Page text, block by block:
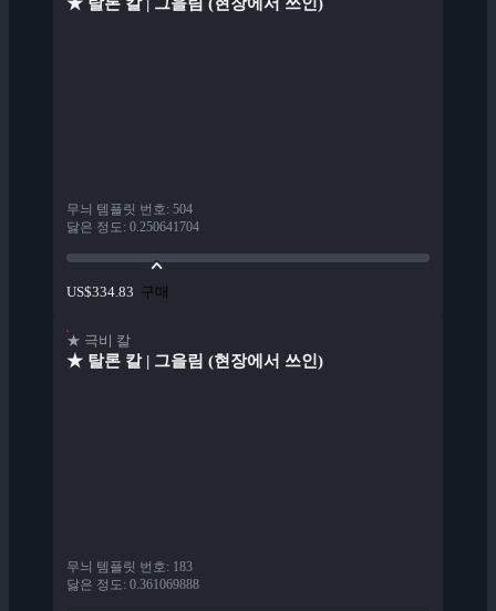
무늬 템플릿 번호: 504
닳은 정도: 0.250641704
US$334.83 구매
★ 극비 칼
★ 탈론 칼 | 그을림 (현장에서 쓰인)
무늬 템플릿 번호: 183
닳은 정도: 0.361069888